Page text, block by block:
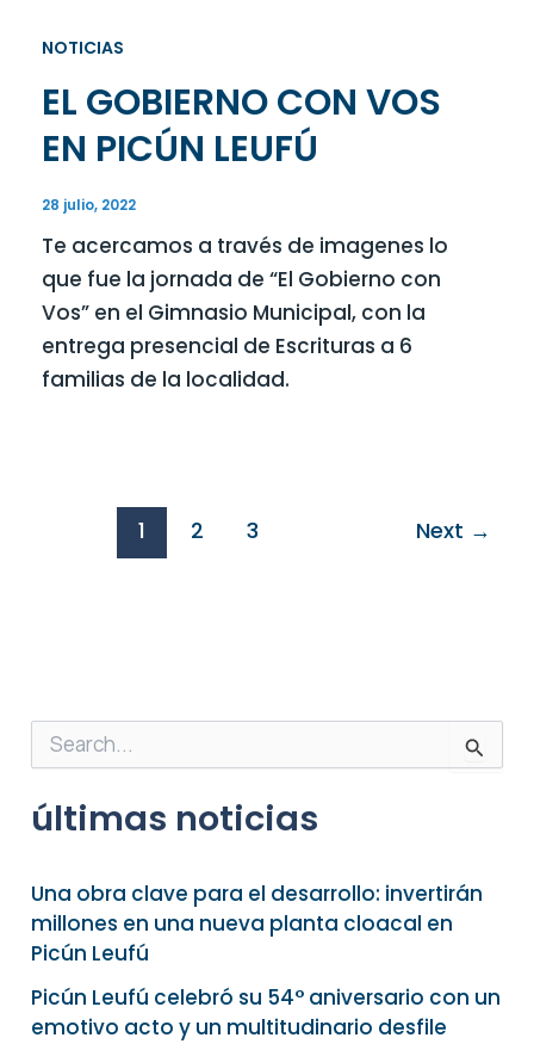
NOTICIAS
EL GOBIERNO CON VOS
EN PICÚN LEUFÚ
28 julio, 2022
Te acercamos a través de imagenes lo
que fue la jornada de “El Gobierno con
Vos” en el Gimnasio Municipal, con la
entrega presencial de Escrituras a 6
familias de la localidad.
1 2 3 Next →
u
c
p
r
:
últimas noticias
Una obra clave para el desarrollo: invertirán
millones en una nueva planta cloacal en
Picún Leufú
Picún Leufú celebró su 54° aniversario con un
emotivo acto y un multitudinario desfile